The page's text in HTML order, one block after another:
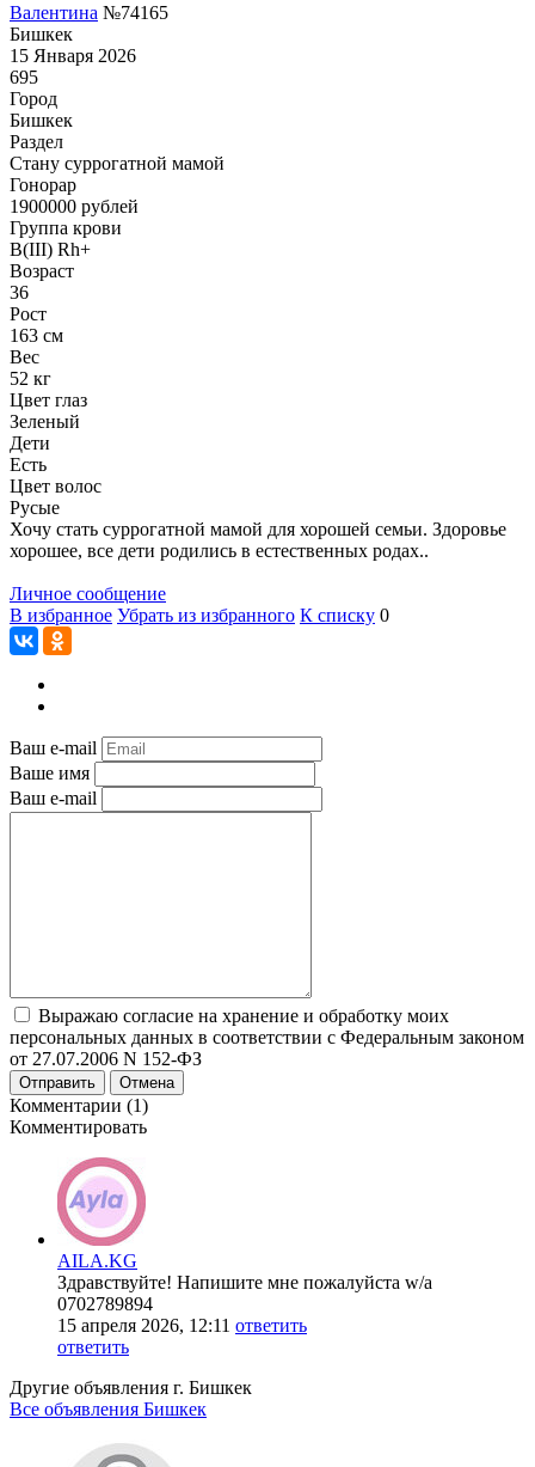
Валентина №74165
Бишкек
15 Января 2026
695
Город
Бишкек
Раздел
Cтану суррогатной мамой
Гонoрар
1900000 рублей
Группа крови
B(III) Rh+
Возраст
36
Рост
163 см
Вес
52 кг
Цвет глаз
Зеленый
Дети
Есть
Цвет волос
Русые
Хочу стать суррогатной мамой для хорошей семьи. Здоровье
хорошее, все дети родились в естественных родах..
Личное сообщение
В избранное Убрать из избранного К списку 0
Ваш e-mail
Ваше имя
Ваш e-mail
Выражаю согласие на хранение и обработку моих
персональных данных в соответствии с Федеральным законом
от 27.07.2006 N 152-ФЗ
Отправить Отмена
Комментарии (1)
Комментировать
AILA.KG
Здравствуйте! Напишите мне пожалуйста w/a
0702789894
15 апреля 2026, 12:11 ответить
ответить
Другие объявления г. Бишкек
Все объявления Бишкек